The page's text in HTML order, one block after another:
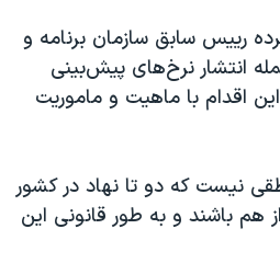
صلح
«سی‌پک»
رییس سابق سازمان برنامه و
انتشار نرخ‌های پیش‌بینی
اقدام با ماهیت و ماموریت
نیست که دو تا نهاد در کشور
هم باشند و به طور قانونی این